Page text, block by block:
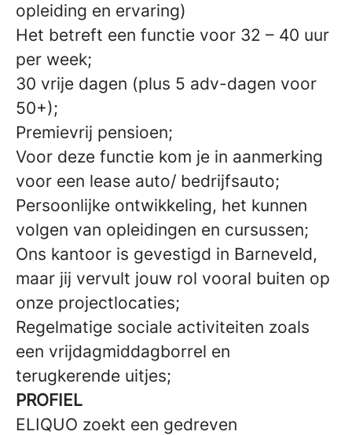
opleiding en ervaring)
Het betreft een functie voor 32 – 40 uur
per week;
30 vrije dagen (plus 5 adv-dagen voor
50+);
Premievrij pensioen;
Voor deze functie kom je in aanmerking
voor een lease auto/ bedrijfsauto;
Persoonlijke ontwikkeling, het kunnen
volgen van opleidingen en cursussen;
Ons kantoor is gevestigd in Barneveld,
maar jij vervult jouw rol vooral buiten op
onze projectlocaties;
Regelmatige sociale activiteiten zoals
een vrijdagmiddagborrel en
terugkerende uitjes;
PROFIEL
ELIQUO zoekt een gedreven